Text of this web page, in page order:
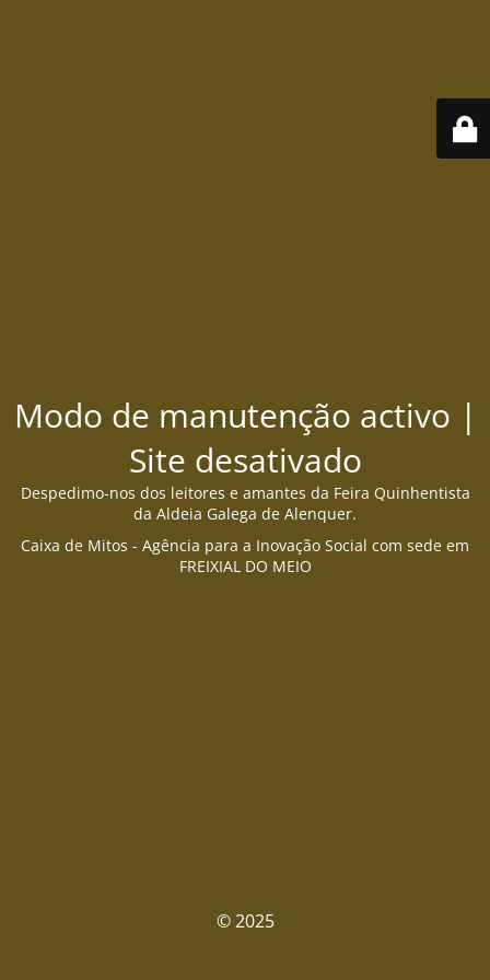
Modo de manutenção activo |
Site desativado
Despedimo-nos dos leitores e amantes da Feira Quinhentista
da Aldeia Galega de Alenquer.
Caixa de Mitos - Agência para a Inovação Social com sede em
FREIXIAL DO MEIO
© 2025